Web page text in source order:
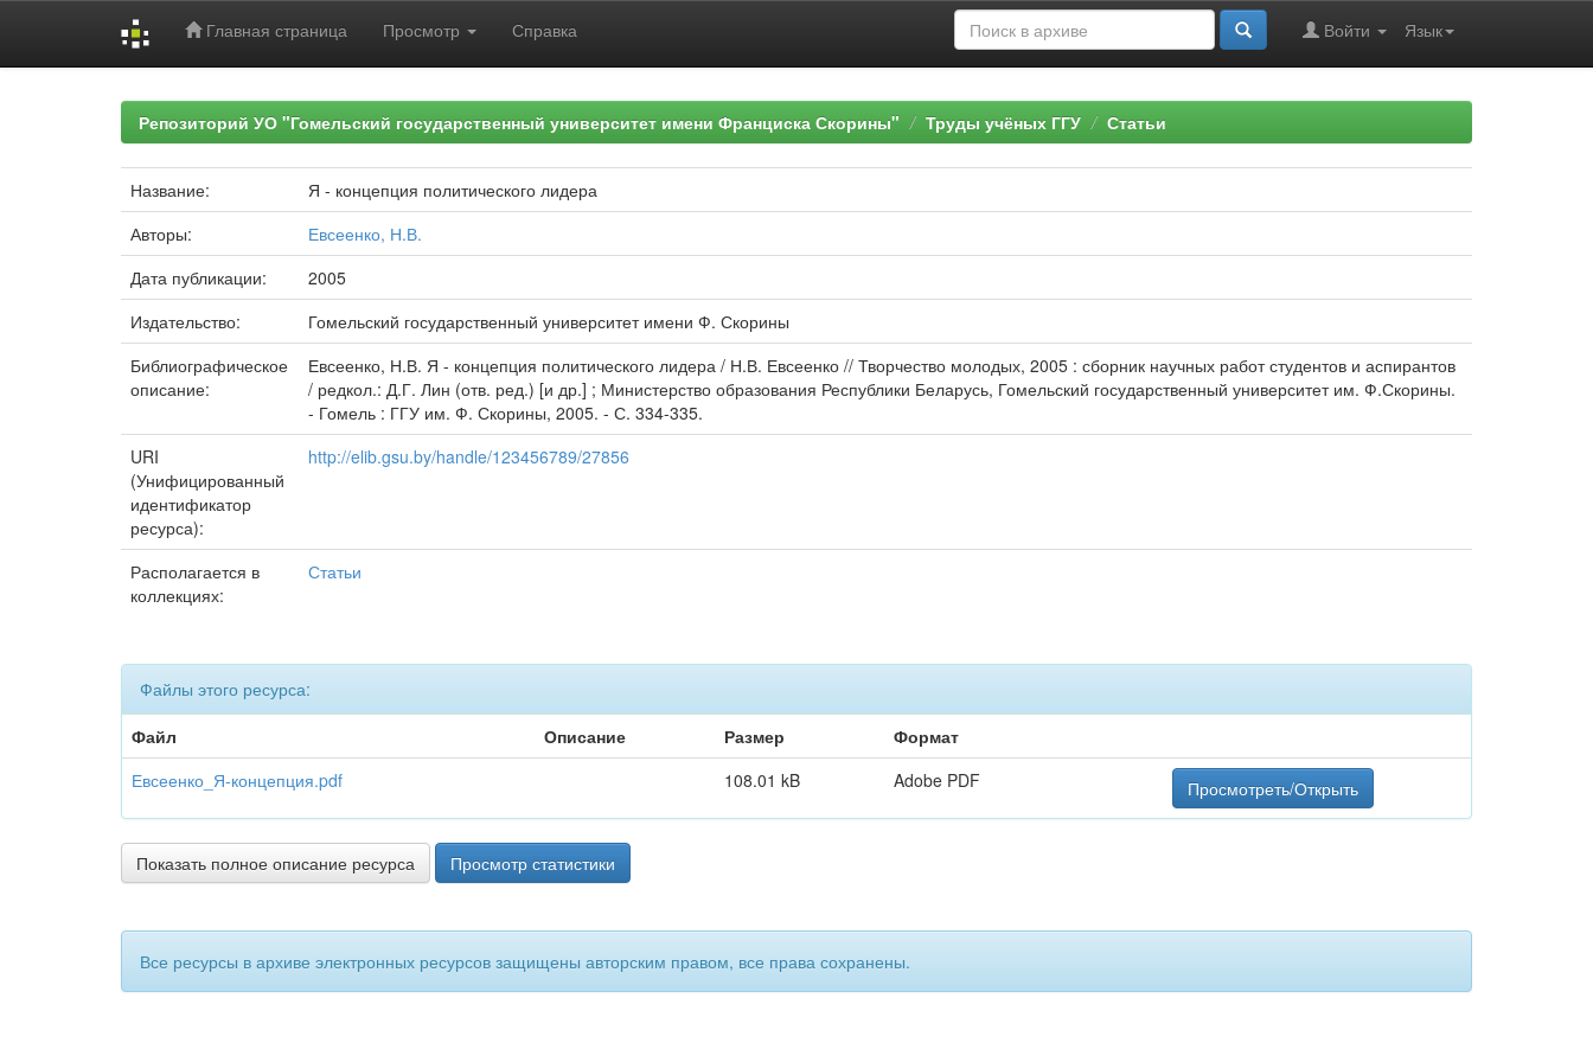
Главная страница Просмотр Справка Язык
Войти
Репозиторий УО "Гомельский государственный университет имени Франциска Скорины" Труды учёных ГГУ Статьи
Название:
Я - концепция политического лидера
Авторы:
Евсеенко, Н.В.
Дата публикации:
2005
Издательство:
Гомельский государственный университет имени Ф. Скорины
Библиографическое
описание:
Евсеенко, Н.В. Я - концепция политического лидера / Н.В. Евсеенко // Творчество молодых, 2005 : сборник научных работ студентов и аспирантов
/ редкол.: Д.Г. Лин (отв. ред.) [и др.] ; Министерство образования Республики Беларусь, Гомельский государственный университет им. Ф.Скорины.
- Гомель : ГГУ им. Ф. Скорины, 2005. - С. 334-335.
URI
(Унифицированный
идентификатор
ресурса):
http://elib.gsu.by/handle/123456789/27856
Располагается в
коллекциях:
Статьи
Файлы этого ресурса:
Файл
Описание Размер
Формат
Евсеенко_Я-концепция.pdf
108.01 kB Adobe PDF Просмотреть/Открыть
Показать полное описание ресурса Просмотр статистики
Все ресурсы в архиве электронных ресурсов защищены авторским правом, все права сохранены.